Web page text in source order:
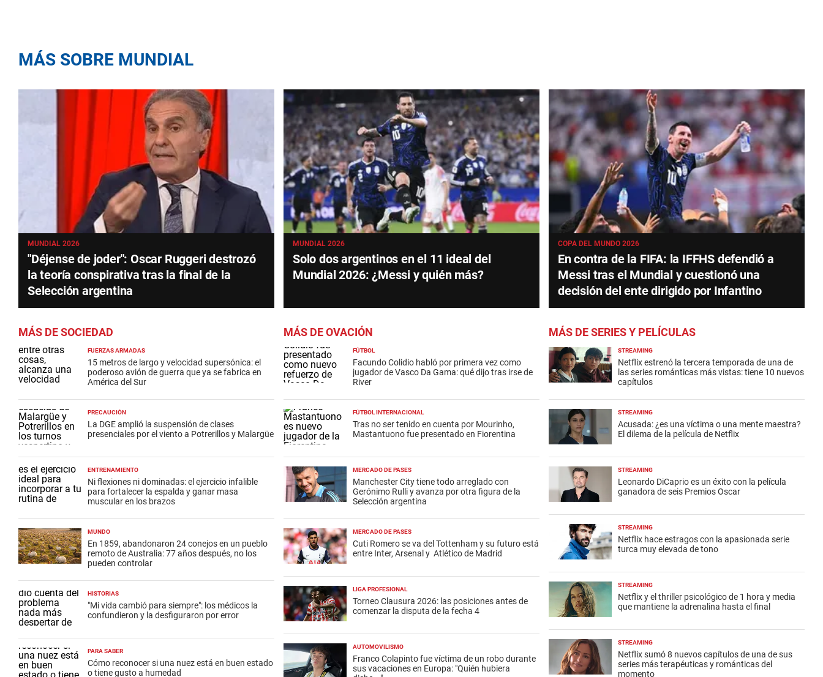
MÁS SOBRE MUNDIAL
MUNDIAL 2026
"Déjense de joder": Oscar Ruggeri destrozó
la teoría conspirativa tras la final de la
Selección argentina
MUNDIAL 2026
Solo dos argentinos en el 11 ideal del
Mundial 2026: ¿Messi y quién más?
COPA DEL MUNDO 2026
En contra de la FIFA: la IFFHS defendió a
Messi tras el Mundial y cuestionó una
decisión del ente dirigido por Infantino
MÁS DE SOCIEDAD
FUERZAS ARMADAS
15 metros de largo y velocidad supersónica: el
poderoso avión de guerra que ya se fabrica en
América del Sur
PRECAUCIÓN
La DGE amplió la suspensión de clases
presenciales por el viento a Potrerillos y Malargüe
ENTRENAMIENTO
Ni flexiones ni dominadas: el ejercicio infalible
para fortalecer la espalda y ganar masa
muscular en los brazos
MUNDO
En 1859, abandonaron 24 conejos en un pueblo
remoto de Australia: 77 años después, no los
pueden controlar
HISTORIAS
"Mi vida cambió para siempre": los médicos la
confundieron y la desfiguraron por error
PARA SABER
Cómo reconocer si una nuez está en buen estado
o tiene gusto a humedad
MÁS DE OVACIÓN
FÚTBOL
Facundo Colidio habló por primera vez como
jugador de Vasco Da Gama: qué dijo tras irse de
River
FÚTBOL INTERNACIONAL
Tras no ser tenido en cuenta por Mourinho,
Mastantuono fue presentado en Fiorentina
MERCADO DE PASES
Manchester City tiene todo arreglado con
Gerónimo Rulli y avanza por otra figura de la
Selección argentina
MERCADO DE PASES
Cuti Romero se va del Tottenham y su futuro está
entre Inter, Arsenal y Atlético de Madrid
LIGA PROFESIONAL
Torneo Clausura 2026: las posiciones antes de
comenzar la disputa de la fecha 4
AUTOMOVILISMO
Franco Colapinto fue víctima de un robo durante
sus vacaciones en Europa: "Quién hubiera
MÁS DE SERIES Y PELÍCULAS
STREAMING
Netflix estrenó la tercera temporada de una de
las series románticas más vistas: tiene 10 nuevos
capítulos
STREAMING
Acusada: ¿es una víctima o una mente maestra?
El dilema de la película de Netflix
STREAMING
Leonardo DiCaprio es un éxito con la película
ganadora de seis Premios Oscar
STREAMING
Netflix hace estragos con la apasionada serie
turca muy elevada de tono
STREAMING
Netflix y el thriller psicológico de 1 hora y media
que mantiene la adrenalina hasta el final
STREAMING
Netflix sumó 8 nuevos capítulos de una de sus
series más terapéuticas y románticas del
momento